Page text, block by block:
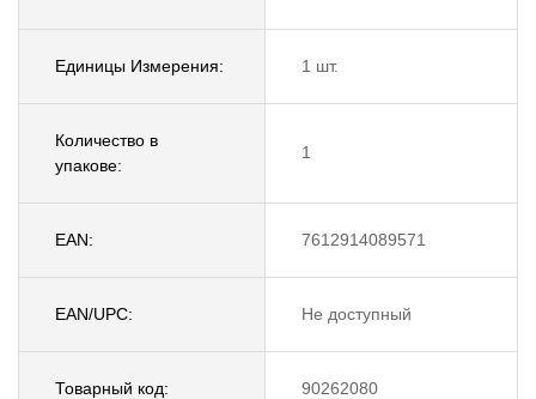
Единицы Измерения: 1 шт.
Количество в
упакове:
1
EAN: 7612914089571
EAN/UPC: Не доступный
Товарный код: 90262080